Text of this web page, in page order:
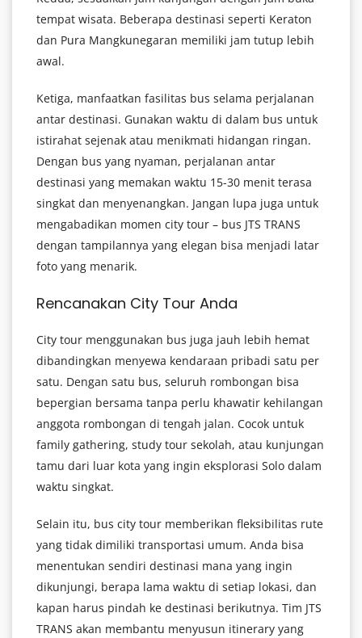
tempat wisata. Beberapa destinasi seperti Keraton
dan Pura Mangkunegaran memiliki jam tutup lebih
awal.
Ketiga, manfaatkan fasilitas bus selama perjalanan
antar destinasi. Gunakan waktu di dalam bus untuk
istirahat sejenak atau menikmati hidangan ringan.
Dengan bus yang nyaman, perjalanan antar
destinasi yang memakan waktu 15-30 menit terasa
singkat dan menyenangkan. Jangan lupa juga untuk
mengabadikan momen city tour – bus JTS TRANS
dengan tampilannya yang elegan bisa menjadi latar
foto yang menarik.
Rencanakan City Tour Anda
City tour menggunakan bus juga jauh lebih hemat
dibandingkan menyewa kendaraan pribadi satu per
satu. Dengan satu bus, seluruh rombongan bisa
bepergian bersama tanpa perlu khawatir kehilangan
anggota rombongan di tengah jalan. Cocok untuk
family gathering, study tour sekolah, atau kunjungan
tamu dari luar kota yang ingin eksplorasi Solo dalam
waktu singkat.
Selain itu, bus city tour memberikan fleksibilitas rute
yang tidak dimiliki transportasi umum. Anda bisa
menentukan sendiri destinasi mana yang ingin
dikunjungi, berapa lama waktu di setiap lokasi, dan
kapan harus pindah ke destinasi berikutnya. Tim JTS
TRANS akan membantu menyusun itinerary yang